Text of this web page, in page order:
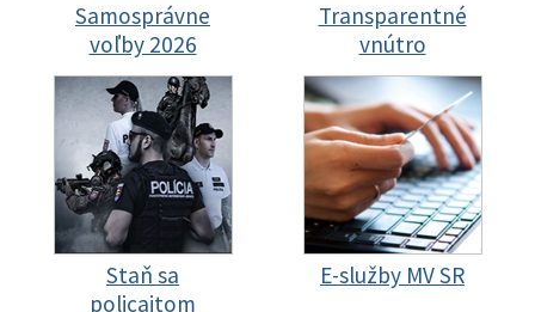
Samosprávne
voľby 2026
Transparentné
vnútro
Staň sa
policajtom
E-služby MV SR